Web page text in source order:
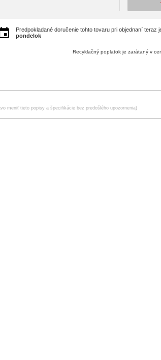
Predpokladané doručenie tohto tovaru pri objednaní teraz
pondelok
Recyklačný poplatok je zarátaný v
meniť tieto popisy a špecifikácie bez predošlého upozornenia)